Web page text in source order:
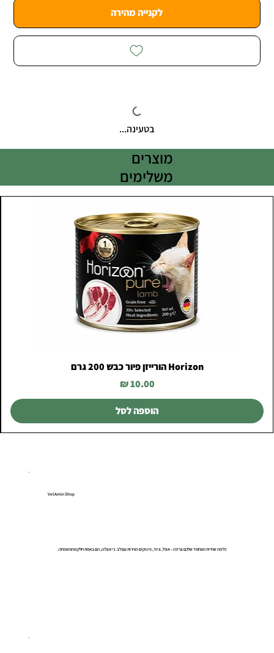
לקנייה מהירה
בטעינה...
מוצרים
משלימים
Horizon הורייזן פיור כבש 200 גרם
מחיר
הוספה לסל
VetAmin Shop
כל מה שחיית המחמד שלכם צריכה – אוכל, ציוד, פינוקים ושירות עם לב. כי אצלנו, הם באמת חלק מהמשפחה.